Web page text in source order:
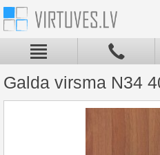
Galda virsma N34